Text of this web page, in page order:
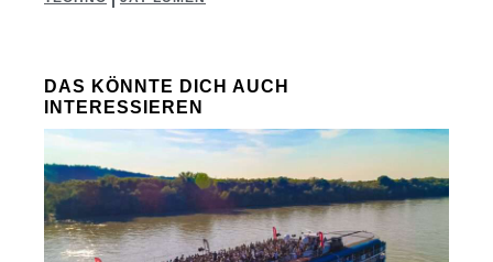
DAS KÖNNTE DICH AUCH
INTERESSIEREN